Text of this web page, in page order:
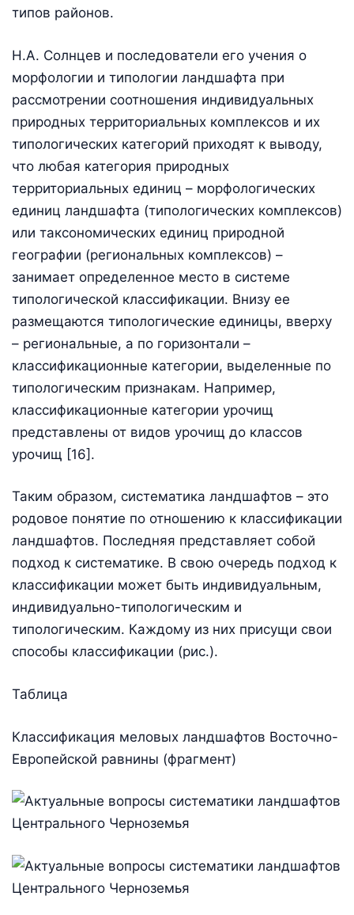
типов районов.
Н.А. Солнцев и последователи его учения о
морфологии и типологии ландшафта при
рассмотрении соотношения индивидуальных
природных территориальных комплексов и их
типологических категорий приходят к выводу,
что любая категория природных
территориальных единиц – морфологических
единиц ландшафта (типологических комплексов)
или таксономических единиц природной
географии (региональных комплексов) –
занимает определенное место в системе
типологической классификации. Внизу ее
размещаются типологические единицы, вверху
– региональные, а по горизонтали –
классификационные категории, выделенные по
типологическим признакам. Например,
классификационные категории урочищ
представлены от видов урочищ до классов
урочищ [16].
Таким образом, систематика ландшафтов – это
родовое понятие по отношению к классификации
ландшафтов. Последняя представляет собой
подход к систематике. В свою очередь подход к
классификации может быть индивидуальным,
индивидуально-типологическим и
типологическим. Каждому из них присущи свои
способы классификации (рис.).
Таблица
Классификация меловых ландшафтов Восточно-
Европейской равнины (фрагмент)